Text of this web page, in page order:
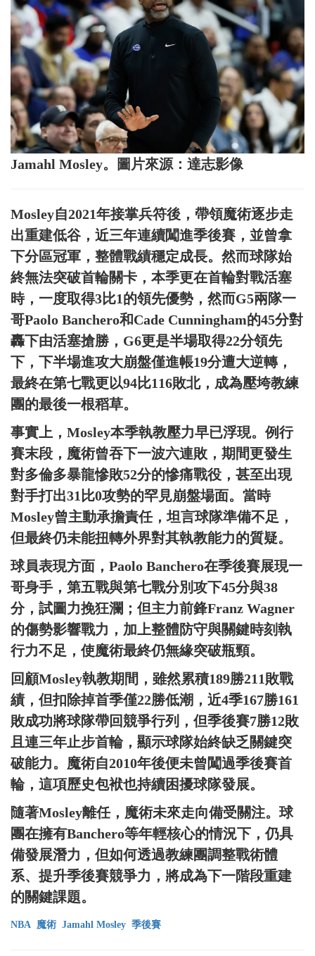
Jamahl Mosley。圖片來源：達志影像
Mosley自2021年接掌兵符後，帶領魔術逐步走
出重建低谷，近三年連續闖進季後賽，並曾拿
下分區冠軍，整體戰績穩定成長。然而球隊始
終無法突破首輪關卡，本季更在首輪對戰活塞
時，一度取得3比1的領先優勢，然而G5兩隊一
哥Paolo Banchero和Cade Cunningham的45分對
轟下由活塞搶勝，G6更是半場取得22分領先
下，下半場進攻大崩盤僅進帳19分遭大逆轉，
最終在第七戰更以94比116敗北，成為壓垮教練
團的最後一根稻草。
事實上，Mosley本季執教壓力早已浮現。例行
賽末段，魔術曾吞下一波六連敗，期間更發生
對多倫多暴龍慘敗52分的慘痛戰役，甚至出現
對手打出31比0攻勢的罕見崩盤場面。當時
Mosley曾主動承擔責任，坦言球隊準備不足，
但最終仍未能扭轉外界對其執教能力的質疑。
球員表現方面，Paolo Banchero在季後賽展現一
哥身手，第五戰與第七戰分別攻下45分與38
分，試圖力挽狂瀾；但主力前鋒Franz Wagner
的傷勢影響戰力，加上整體防守與關鍵時刻執
行力不足，使魔術最終仍無緣突破瓶頸。
回顧Mosley執教期間，雖然累積189勝211敗戰
績，但扣除掉首季僅22勝低潮，近4季167勝161
敗成功將球隊帶回競爭行列，但季後賽7勝12敗
且連三年止步首輪，顯示球隊始終缺乏關鍵突
破能力。魔術自2010年後便未曾闖過季後賽首
輪，這項歷史包袱也持續困擾球隊發展。
隨著Mosley離任，魔術未來走向備受關注。球
團在擁有Banchero等年輕核心的情況下，仍具
備發展潛力，但如何透過教練團調整戰術體
系、提升季後賽競爭力，將成為下一階段重建
的關鍵課題。
NBA 魔術 Jamahl Mosley 季後賽